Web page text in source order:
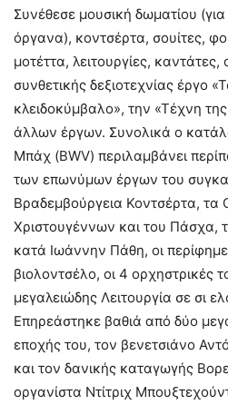
Συνέθεσε μουσική δωματίου
όργανα), κοντσέρτα, σουίτες,
μοτέττα, λειτουργίες,
συνθετικής δεξιοτεχνίας έργο
κλειδοκύμβαλο», την «Τέχνη
άλλων έργων. Συνολικά ο
Μπάχ (BWV) περιλαμβάνει
των επωνύμων έργων του
Βραδεμβούργεια Κοντσέρτα, τα
Χριστουγέννων και του Πάσχα,
κατά Ιωάννην Πάθη, οι
βιολοντσέλο, οι 4 ορχηστρικές
μεγαλειώδης Λειτουργία σε σι
Επηρεάστηκε βαθιά από δύο
εποχής του, τον βενετσιάνο
και τον δανικής καταγωγής
οργανίστα Ντίτριχ